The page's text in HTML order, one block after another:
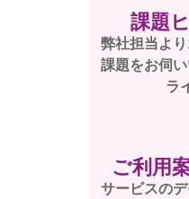
課題
弊社担当よ
課題をお伺
ラ
ご利用
サービスの